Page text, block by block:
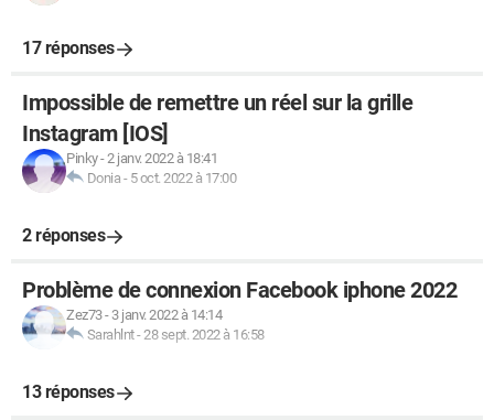
17 réponses
Impossible de remettre un réel sur la grille
Instagram [IOS]
Pinky-2 janv. 2022 à 18:41
Donia - 5 oct. 2022 à 17:00
2 réponses
Problème de connexion Facebook iphone 2022
Zez73- 3 janv. 2022 à 14:14
Sarahlnt-28 sept. 2022 à 16:58
13 réponses